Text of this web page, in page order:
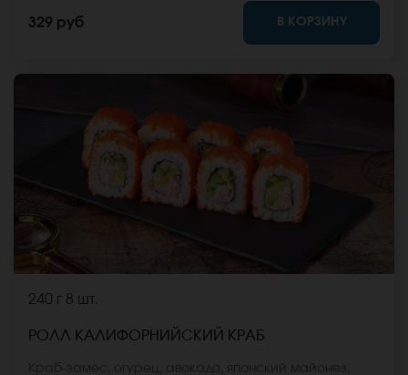
заказа. *Внешний вид блюда может отличаться от
фото на сайте.
329 руб В КОРЗИНУ
240 г 8 шт.
РОЛЛ КАЛИФОРНИЙСКИЙ КРАБ